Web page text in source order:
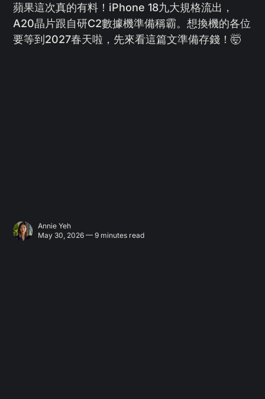
蘋果這次真的有料！iPhone 18九大規格流出，
A20晶片跟自研C2數據機準備稱霸。想換機的各位
要等到2027春天啦，先來看這篇文準備存錢！🤯
Annie Yeh
May 30, 2026 — 9 minutes read